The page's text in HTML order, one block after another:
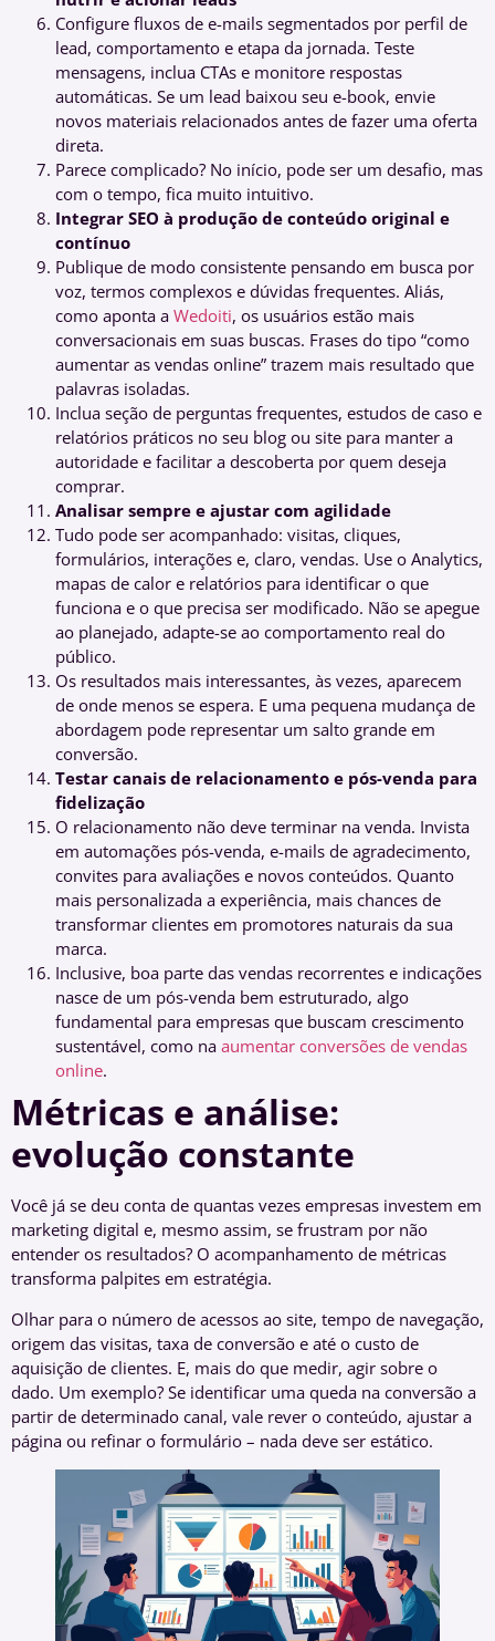
Configure fluxos de e-mails segmentados por perfil de
lead, comportamento e etapa da jornada. Teste
mensagens, inclua CTAs e monitore respostas
automáticas. Se um lead baixou seu e-book, envie
novos materiais relacionados antes de fazer uma oferta
direta.
Parece complicado? No início, pode ser um desafio, mas
com o tempo, fica muito intuitivo.
Integrar SEO à produção de conteúdo original e
contínuo
Publique de modo consistente pensando em busca por
voz, termos complexos e dúvidas frequentes. Aliás,
como aponta a Wedoiti, os usuários estão mais
conversacionais em suas buscas. Frases do tipo “como
aumentar as vendas online” trazem mais resultado que
palavras isoladas.
Inclua seção de perguntas frequentes, estudos de caso e
relatórios práticos no seu blog ou site para manter a
autoridade e facilitar a descoberta por quem deseja
comprar.
Analisar sempre e ajustar com agilidade
Tudo pode ser acompanhado: visitas, cliques,
formulários, interações e, claro, vendas. Use o Analytics,
mapas de calor e relatórios para identificar o que
funciona e o que precisa ser modificado. Não se apegue
ao planejado, adapte-se ao comportamento real do
público.
Os resultados mais interessantes, às vezes, aparecem
de onde menos se espera. E uma pequena mudança de
abordagem pode representar um salto grande em
conversão.
Testar canais de relacionamento e pós-venda para
fidelização
O relacionamento não deve terminar na venda. Invista
em automações pós-venda, e-mails de agradecimento,
convites para avaliações e novos conteúdos. Quanto
mais personalizada a experiência, mais chances de
transformar clientes em promotores naturais da sua
marca.
Inclusive, boa parte das vendas recorrentes e indicações
nasce de um pós-venda bem estruturado, algo
fundamental para empresas que buscam crescimento
sustentável, como na aumentar conversões de vendas
online.
Métricas e análise:
evolução constante
Você já se deu conta de quantas vezes empresas investem em
marketing digital e, mesmo assim, se frustram por não
entender os resultados? O acompanhamento de métricas
transforma palpites em estratégia.
Olhar para o número de acessos ao site, tempo de navegação,
origem das visitas, taxa de conversão e até o custo de
aquisição de clientes. E, mais do que medir, agir sobre o
dado. Um exemplo? Se identificar uma queda na conversão a
partir de determinado canal, vale rever o conteúdo, ajustar a
página ou refinar o formulário – nada deve ser estático.